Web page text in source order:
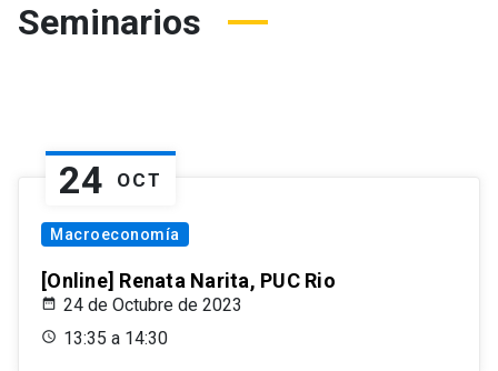
Seminarios
24 OCT
Macroeconomía
[Online] Renata Narita, PUC Rio
24 de Octubre de 2023
13:35 a 14:30